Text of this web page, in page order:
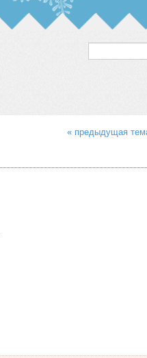
« предыдущая